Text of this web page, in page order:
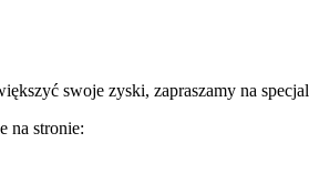
swoje zyski, zapraszamy na
na stronie: